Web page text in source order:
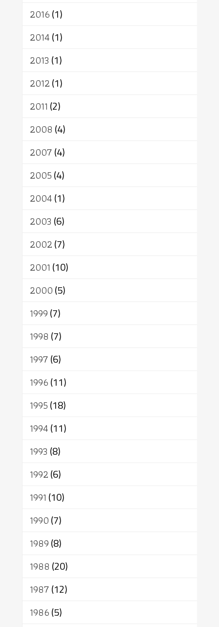
2016(1)
2014(1)
2013 (1)
2012(1)
2011 (2)
2008 (4)
2007(4)
2005(4)
2004(1)
2003 (6)
2002(7)
2001 (10)
2000(5)
1999(7)
1998 (7)
1997(6)
1996(11)
1995(18)
1994(11)
1993 (8)
1992(6)
1991 (10)
1990(7)
1989(8)
1988 (20)
1987(12)
1986(5)